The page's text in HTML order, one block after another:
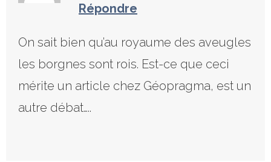
Répondre
On sait bien qu’au royaume des aveugles
les borgnes sont rois. Est-ce que ceci
mérite un article chez Géopragma, est un
autre débat…..